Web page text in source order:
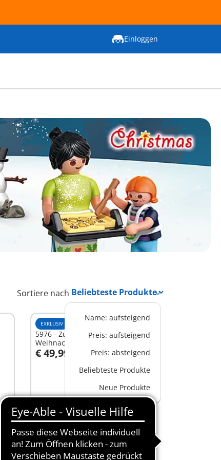
Einloggen
Sortiere nach
Name: aufsteigend
Preis: aufsteigend
Preis: absteigend
Beliebteste Produkte
Neue Produkte
EXKLUSIV
5976 - Zuhause beim
Weihnachtsmann
€ 49,99